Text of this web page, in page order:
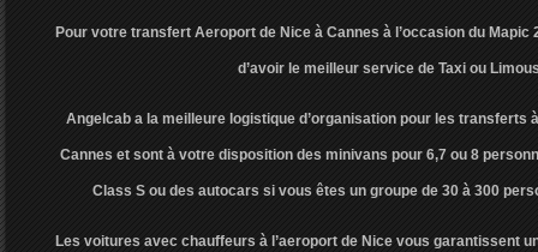
Pour votre transfert Aeroport de Nice à Cannes à l’occasion du
d’avoir le meilleur service de Taxi ou
Angelcab a la meilleure logistique d’organisation pour les transferts
Cannes et sont à votre disposition des minivans pour 6,7 ou 8
Class S ou des autocars si vous êtes un groupe de 30 à 300
Les voitures avec chauffeurs à l’aeroport de Nice vous garantissent